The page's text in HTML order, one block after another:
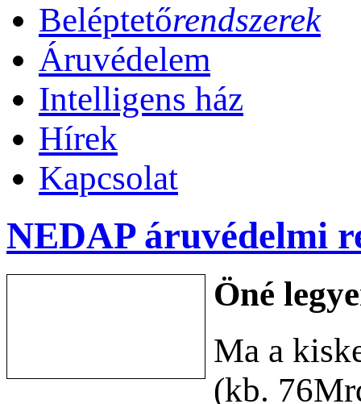
Beléptetőrendszerek
Áruvédelem
Intelligens ház
Hírek
Kapcsolat
NEDAP áruvédelmi
Öné
Ma a
(kb.